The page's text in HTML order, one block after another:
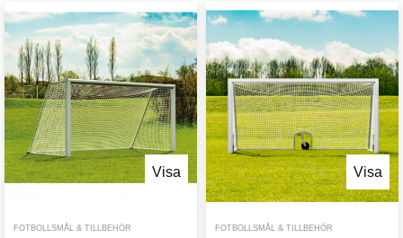
Visa
FOTBOLLSMÅL & TILLBEHÖR
Visa
FOTBOLLSMÅL & TILLBEHÖR